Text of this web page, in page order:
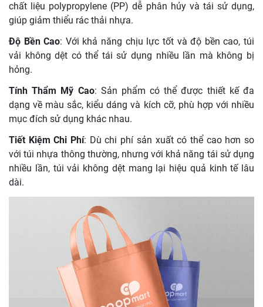
chất liệu polypropylene (PP) dễ phân hủy và tái sử dụng,
giúp giảm thiểu rác thải nhựa.
Độ Bền Cao: Với khả năng chịu lực tốt và độ bền cao, túi
vải không dệt có thể tái sử dụng nhiều lần mà không bị
hỏng.
Tính Thẩm Mỹ Cao: Sản phẩm có thể được thiết kế đa
dạng về màu sắc, kiểu dáng và kích cỡ, phù hợp với nhiều
mục đích sử dụng khác nhau.
Tiết Kiệm Chi Phí: Dù chi phí sản xuất có thể cao hơn so
với túi nhựa thông thường, nhưng với khả năng tái sử dụng
nhiều lần, túi vải không dệt mang lại hiệu quả kinh tế lâu
dài.